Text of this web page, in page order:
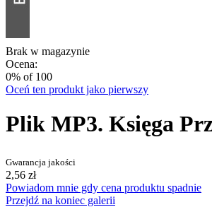
Brak w magazynie
Ocena:
0% of 100
Oceń ten produkt jako pierwszy
Plik MP3. Księga
Gwarancja jakości
2,56 zł
Powiadom mnie gdy cena produktu spadnie
Przejdź na koniec galerii